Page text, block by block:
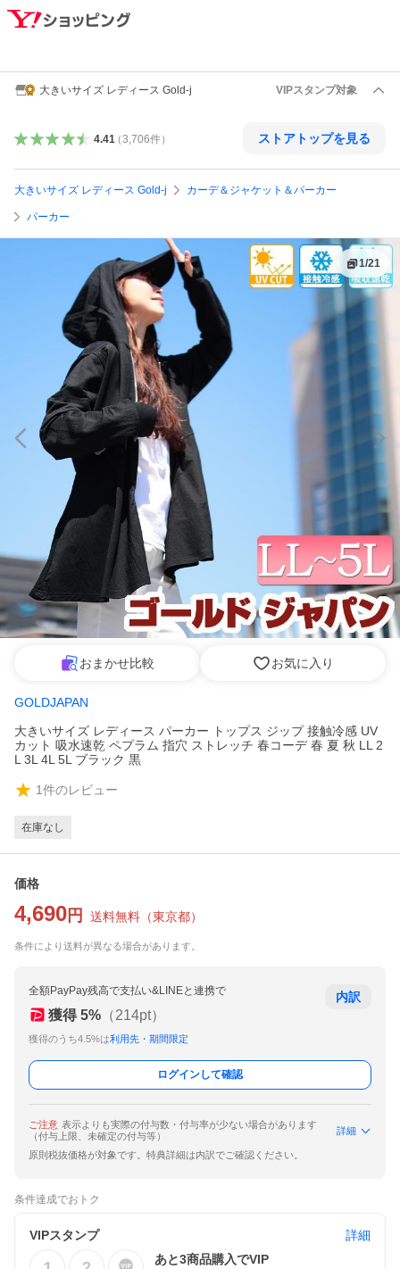
大きいサイズ レディース Gold-j VIPスタンプ対象
4.41（3,706件） ストアトップを見る
大きいサイズ レディース Gold-j カーデ＆ジャケット＆パーカー
パーカー
1/21
おまかせ比較 お気に入り
GOLDJAPAN
大きいサイズ レディース パーカー トップス ジップ 接触冷感 UV
カット 吸水速乾 ペプラム 指穴 ストレッチ 春コーデ 春 夏 秋 LL 2
L 3L 4L 5L ブラック 黒
1件のレビュー
在庫なし
価格
4,690 円 送料無料 （東京都）
条件により送料が異なる場合があります。
全額PayPay残高で支払い&LINEと連携で
獲得 5% （214pt）
獲得のうち4.5%は利用先・期間限定
内訳
ログインして確認
ご注意 表示よりも実際の付与数・付与率が少ない場合があります
（付与上限、未確定の付与等）
詳細
原則税抜価格が対象です。特典詳細は内訳でご確認ください。
条件達成でおトク
VIPスタンプ
詳細
あと3商品購入でVIP